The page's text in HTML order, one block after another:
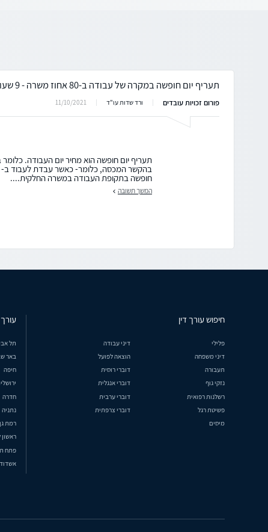
תעריף יום חופשה במקרה של עבודה ב-80 אחוז משרה - 9 שעות ביום 4 ימים בשבוע
פורום זכויות עובדים ורד שדות עו"ד 11/10/2021
תעריף יום חופשה הוא מחיר יום העבודה.
חופשה בתקופת העבודה במשרה החלקית....
המשך תשובה
חיפוש עורך דין
פלילי
דיני עבודה
דיני משפחה
הוצאה לפועל
תעבורה
דוברי רוסית
נזקי גוף
דוברי אנגלית
רשלנות רפואית
דוברי ערבית
פשיטת רגל
דוברי צרפתית
מיסים
עורך
תל
באר
חיפה
חדרה
נתניה
רמת גן
ראשון
פתח
אשדוד